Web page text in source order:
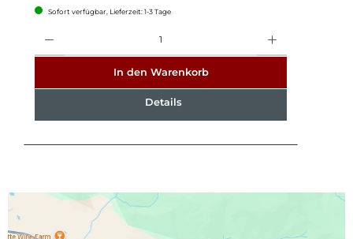
Sofort verfügbar, Lieferzeit: 1-3 Tage
In den Warenkorb
Details